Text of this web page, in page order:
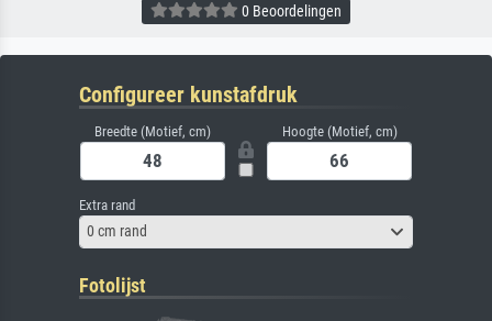
0 Beoordelingen
Configureer kunstafdruk
Breedte (Motief, cm) Hoogte (Motief, cm)
Extra rand
0 cm rand
Fotolijst